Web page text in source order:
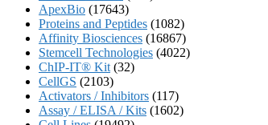
ApexBio (17643)
Proteins and Peptides (1082)
Affinity Biosciences (16867)
Stemcell Technologies (4022)
ChIP-IT® Kit (32)
CellGS (2103)
Activators / Inhibitors (117)
Assay / ELISA / Kits (1602)